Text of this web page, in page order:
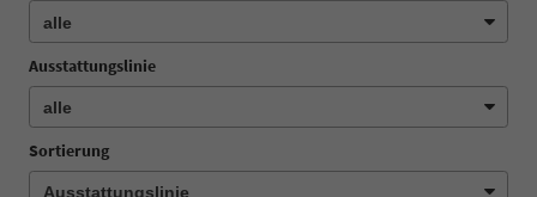
Ausstattungslinie
Sortierung